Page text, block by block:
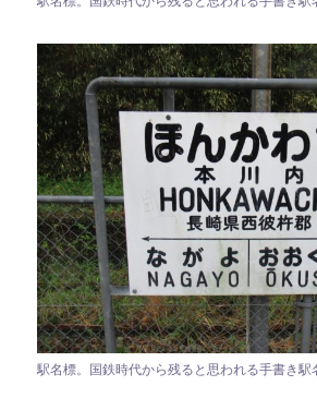
駅名標。国鉄時代から残ると思われる手書き駅